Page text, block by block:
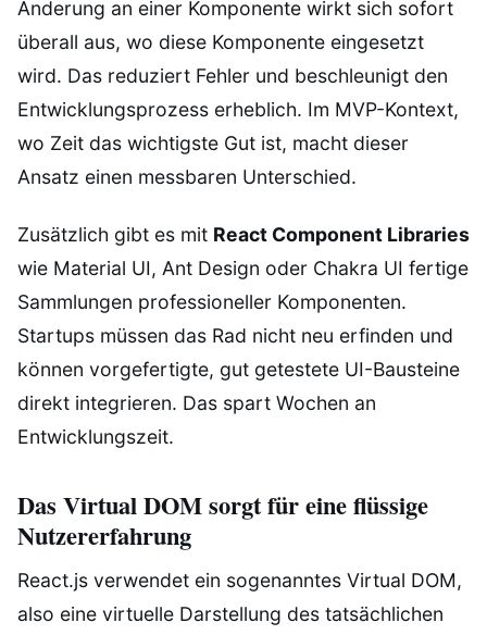
Änderung an einer Komponente wirkt sich sofort
überall aus, wo diese Komponente eingesetzt
wird. Das reduziert Fehler und beschleunigt den
Entwicklungsprozess erheblich. Im MVP-Kontext,
wo Zeit das wichtigste Gut ist, macht dieser
Ansatz einen messbaren Unterschied.
Zusätzlich gibt es mit React Component Libraries
wie Material UI, Ant Design oder Chakra UI fertige
Sammlungen professioneller Komponenten.
Startups müssen das Rad nicht neu erfinden und
können vorgefertigte, gut getestete UI-Bausteine
direkt integrieren. Das spart Wochen an
Entwicklungszeit.
Das Virtual DOM sorgt für eine flüssige
Nutzererfahrung
React.js verwendet ein sogenanntes Virtual DOM,
also eine virtuelle Darstellung des tatsächlichen